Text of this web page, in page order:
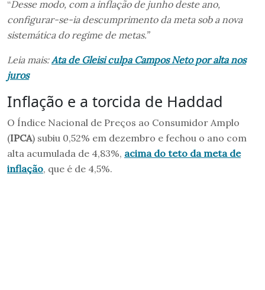
“Desse modo, com a inflação de junho deste ano,
configurar-se-ia descumprimento da meta sob a nova
sistemática do regime de metas.”
Leia mais:Ata de Gleisi culpa Campos Neto por alta nos
juros
Inflação e a torcida de Haddad
O Índice Nacional de Preços ao Consumidor Amplo
(IPCA) subiu 0,52% em dezembro e fechou o ano com
alta acumulada de 4,83%, acima do teto da meta de
inflação, que é de 4,5%.